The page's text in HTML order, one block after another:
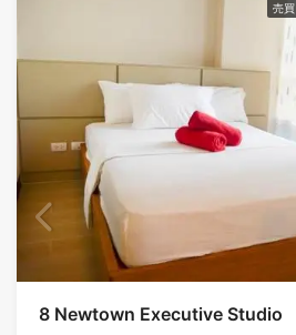
売買
8 Newtown Executive Studio